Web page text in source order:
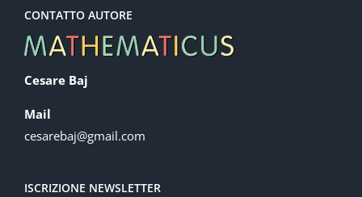
CONTATTO AUTORE
Cesare Baj
Mail
cesarebaj@gmail.com
ISCRIZIONE NEWSLETTER